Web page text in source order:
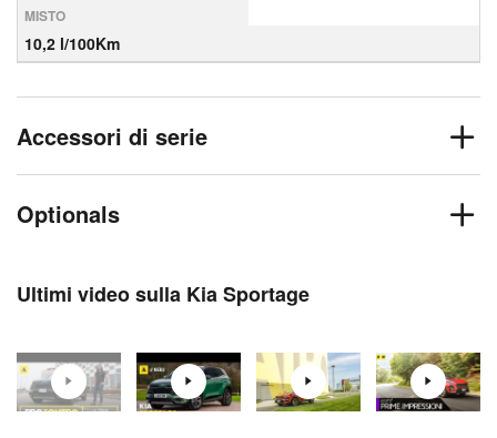
MISTO
10,2 l/100Km
Accessori di serie
Optionals
Ultimi video sulla Kia Sportage